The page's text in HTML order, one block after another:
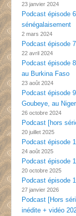
23 janvier 2024
Podcast épisode
sénégalaisement
2 mars 2024
Podcast épisode
22 avril 2024
Podcast épisode
au Burkina Faso
23 août 2024
Podcast épisode
Goubeye, au Niger
26 octobre 2024
Podcast [hors
20 juillet 2025
Podcast épisode
24 août 2025
Podcast épisode
20 octobre 2025
Podcast épisode
27 janvier 2026
Podcast [Hors
inédite + vidéo